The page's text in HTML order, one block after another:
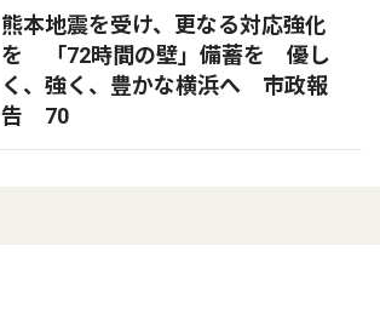
熊本地震を受け、更なる対応強化
を 「72時間の壁」備蓄を 優し
く、強く、豊かな横浜へ 市政報
告 70